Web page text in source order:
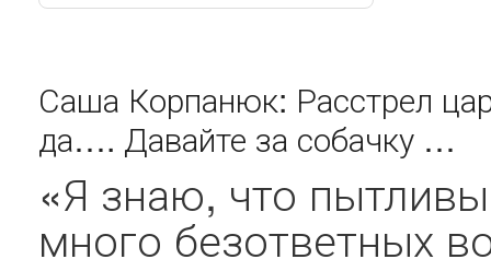
Саша Корпанюк: Расстрел
да…. Давайте за собачку …
«Я знаю, что
много безответных